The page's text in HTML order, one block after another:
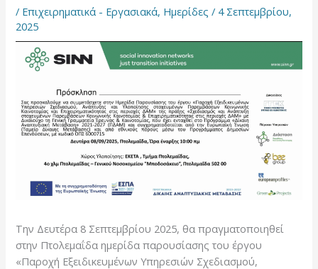
/ Επιχειρηματικά - Εργασιακά, Ημερίδες / 4 Σεπτεμβρίου,
2025
Την Δευτέρα 8 Σεπτεμβρίου 2025, θα πραγματοποιηθεί
στην Πτολεμαΐδα ημερίδα παρουσίασης του έργου
«Παροχή Εξειδικευμένων Υπηρεσιών Σχεδιασμού,